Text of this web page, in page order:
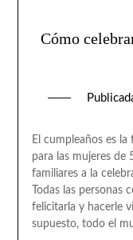
Cómo
El cumpleaños es
para las mujeres de
familiares a la
Todas las personas
felicitarla y hacerle
supuesto, todo el